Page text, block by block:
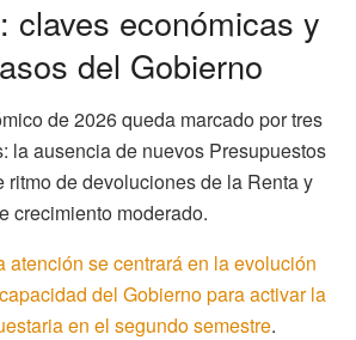
claves económicas y
del Gobierno
de 2026 queda marcado por tres
la ausencia de nuevos Presupuestos
ritmo de devoluciones de la Renta y
crecimiento moderado.
atención se centrará en la evolución
del Gobierno para activar la
en el segundo semestre.